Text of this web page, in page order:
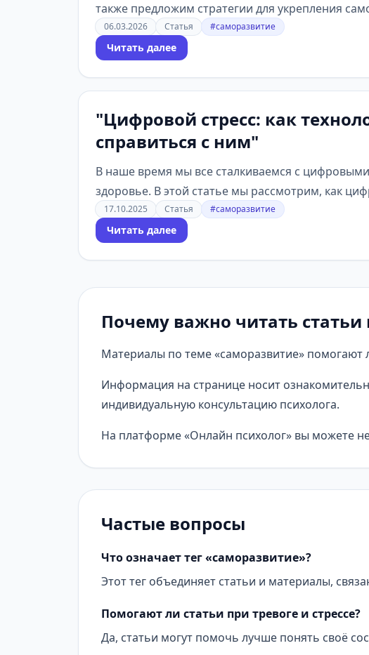
также предложим стратегии для укрепления
06.03.2026 Статья #саморазвитие
Читать далее
"Цифровой стресс: как
справиться с ним"
В наше время мы все сталкиваемся с
здоровье. В этой статье мы рассмотрим, как
17.10.2025 Статья #саморазвитие
Читать далее
Почему важно читать
Материалы по теме «саморазвитие» помогают
Информация на странице носит
индивидуальную консультацию психолога.
На платформе «Онлайн психолог» вы можете
Частые вопросы
Что означает тег «саморазвитие»?
Этот тег объединяет статьи и материалы,
Помогают ли статьи при тревоге и стрессе?
Да, статьи могут помочь лучше понять своё